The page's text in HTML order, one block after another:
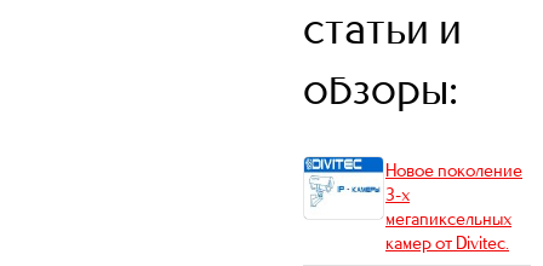
статьи и
обзоры:
Новое поколение
3-х
мегапиксельных
камер от Divitec.